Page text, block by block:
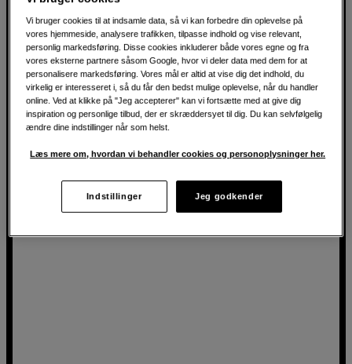
Vælg mellem 250 eller 80 Ω
Ekstremt let membran og god lydkvalitet
Åben og luftig lydgengivelse
1.226 DKK
Vi bruger cookies til at indsamle data, så vi kan forbedre din oplevelse på
vores hjemmeside, analysere trafikken, tilpasse indhold og vise relevant,
personlig markedsføring. Disse cookies inkluderer både vores egne og fra
vores eksterne partnere såsom Google, hvor vi deler data med dem for at
personalisere markedsføring. Vores mål er altid at vise dig det indhold, du
virkelig er interesseret i, så du får den bedst mulige oplevelse, når du handler
online. Ved at klikke på "Jeg accepterer" kan vi fortsætte med at give dig
inspiration og personlige tilbud, der er skræddersyet til dig. Du kan selvfølgelig
ændre dine indstillinger når som helst.
Læs mere om, hvordan vi behandler cookies og personoplysninger her.
Indstillinger Jeg godkender